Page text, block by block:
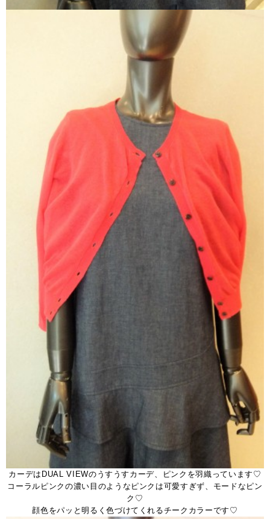
カーデはDUAL VIEWのうすうすカーデ、ピンクを羽織っています♡
コーラルピンクの濃い目のようなピンクは可愛すぎず、モードなピン
ク♡
顔色をパッと明るく色づけてくれるチークカラーです♡